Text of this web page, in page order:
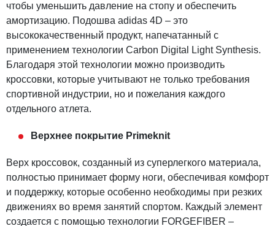
чтобы уменьшить давление на стопу и обеспечить
амортизацию. Подошва adidas 4D – это
высококачественный продукт, напечатанный с
применением технологии Carbon Digital Light Synthesis.
Благодаря этой технологии можно производить
кроссовки, которые учитывают не только требования
спортивной индустрии, но и пожелания каждого
отдельного атлета.
Верхнее покрытие Primeknit
Верх кроссовок, созданный из суперлегкого материала,
полностью принимает форму ноги, обеспечивая комфорт
и поддержку, которые особенно необходимы при резких
движениях во время занятий спортом. Каждый элемент
создается с помощью технологии FORGEFIBER –